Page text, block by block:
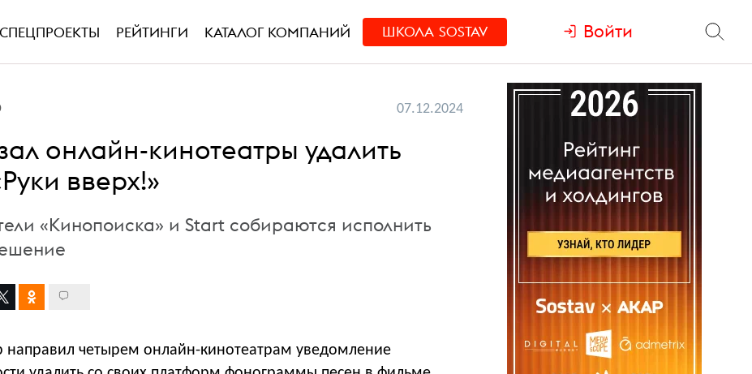
СПЕЦПРОЕКТЫ РЕЙТИНГИ КАТАЛОГ КОМПАНИЙ ШКОЛА SOSTAV Войти
07.12.2024
онлайн-кинотеатры удалить
вверх!»
«Кинопоиска» и Start собираются исполнить
направил четырем онлайн-кинотеатрам уведомление